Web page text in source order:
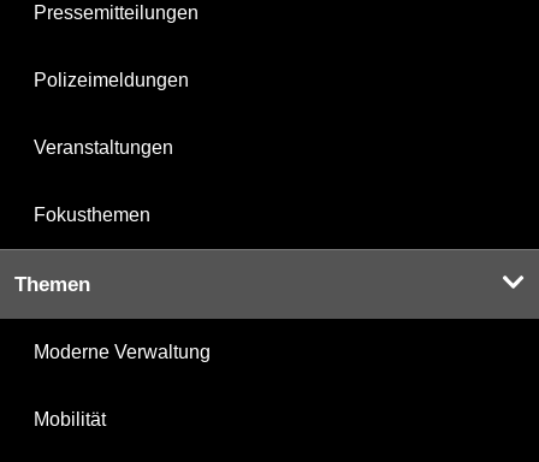
Pressemitteilungen
Polizeimeldungen
Veranstaltungen
Fokusthemen
Themen
Moderne Verwaltung
Mobilität